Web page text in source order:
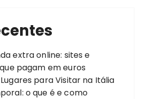
extra online: sites e
pagam em euros
para Visitar na Itália
o que é e como